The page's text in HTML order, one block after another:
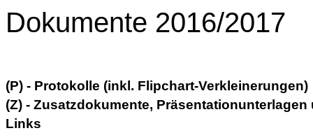
Dokumente 2016/2017
(P) - Protokolle (inkl. Flipchart-Verkleinerungen)
(Z) - Zusatzdokumente,
Links